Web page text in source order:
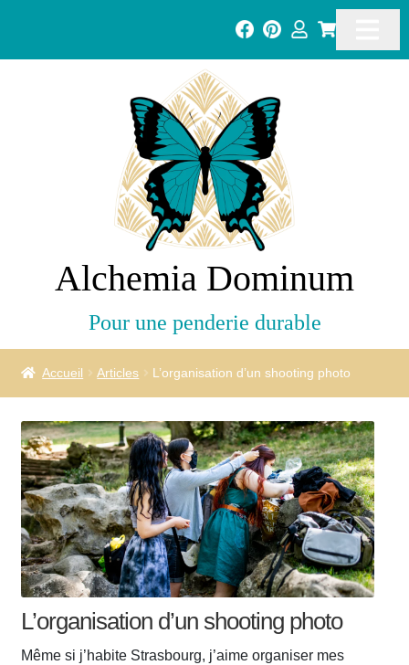
Alchemia Dominum
Pour une penderie durable
Accueil Articles L’organisation d’un shooting photo
L’organisation d’un shooting photo
Même si j’habite Strasbourg, j’aime organiser mes